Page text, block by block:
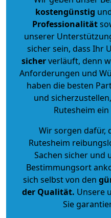
kostengünstig
Professionalität
unserer
sicher sein, dass Ihr
sicherverläuft, denn
Anforderungen und
haben die besten
und
Rutesheim
Wir sorgen dafür,
Rutesheim
Sachen sicher und
Bestimmungsort
sich selbst von den
der Qualität. Unsere
Sie